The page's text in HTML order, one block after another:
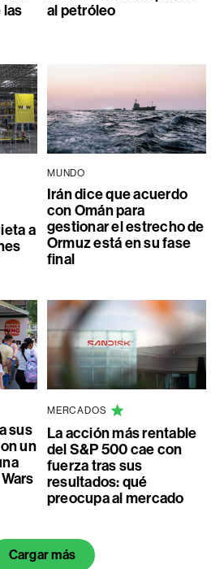
las
al petróleo
a
MUNDO
Irán dice que acuerdo
con Omán para
gestionar el estrecho de
Ormuz está en su fase
final
sus
un
MERCADOS
La acción más rentable
del S&P 500 cae con
fuerza tras sus
resultados: qué
preocupa al mercado
Cargar más